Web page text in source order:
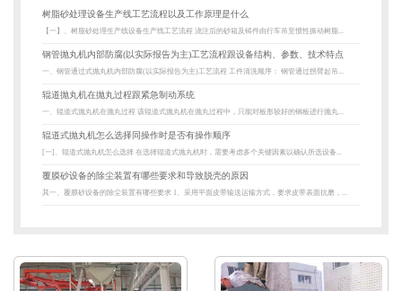
树脂砂处理设备生产线工艺流程以及工作原理是什么
【一】、树脂砂处理生产线设备生产线工艺流程 浇注后的砂箱及铸件由行车吊至惯性振动树脂...
钢管抛丸机内部防腐(以实际报告为主)工艺流程跟设备结构、参数、技术特点
一、钢管通过式抛丸机内部防腐(以实际报告为主)工艺流程 工件清洗顺序： 钢管通过拐臂起吊...
辊道抛丸机在抛丸过程跟紧急制动系统
一、辊道式抛丸机在抛丸过程 该辊道式抛丸机在抛丸过程中，只能对板形较好的钢板进行抛丸...
辊道式抛丸机怎么选择同操作时是否有操作顺序
[一]、辊道式抛丸机怎么选择 在选择辊道式抛丸机时，需要考虑多个关键因素以确认所选设备...
覆膜砂设备的除尘装置有哪些要求和导致脱壳的原因
其一、覆膜砂设备的除尘装置有哪些要求 1、采用平面皮带输送运输方式，要求皮带表面抗磨，...